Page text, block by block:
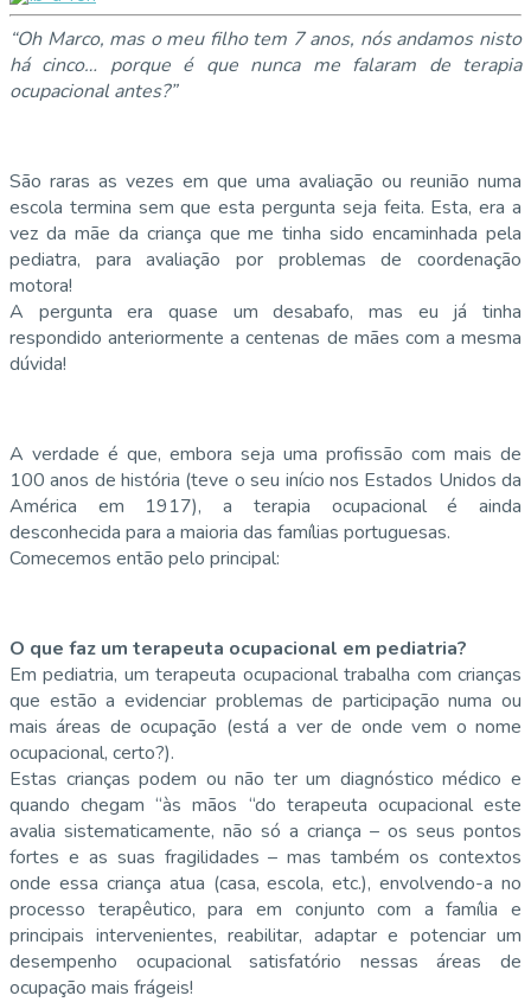
“Oh Marco, mas o meu filho tem 7 anos, nós andamos nisto
há cinco… porque é que nunca me falaram de terapia
ocupacional antes?”
São raras as vezes em que uma avaliação ou reunião numa
escola termina sem que esta pergunta seja feita. Esta, era a
vez da mãe da criança que me tinha sido encaminhada pela
pediatra, para avaliação por problemas de coordenação
motora!
A pergunta era quase um desabafo, mas eu já tinha
respondido anteriormente a centenas de mães com a mesma
dúvida!
A verdade é que, embora seja uma profissão com mais de
100 anos de história (teve o seu início nos Estados Unidos da
América em 1917), a terapia ocupacional é ainda
desconhecida para a maioria das famílias portuguesas.
Comecemos então pelo principal:
O que faz um terapeuta ocupacional em pediatria?
Em pediatria, um terapeuta ocupacional trabalha com crianças
que estão a evidenciar problemas de participação numa ou
mais áreas de ocupação (está a ver de onde vem o nome
ocupacional, certo?).
Estas crianças podem ou não ter um diagnóstico médico e
quando chegam “às mãos “do terapeuta ocupacional este
avalia sistematicamente, não só a criança – os seus pontos
fortes e as suas fragilidades – mas também os contextos
onde essa criança atua (casa, escola, etc.), envolvendo-a no
processo terapêutico, para em conjunto com a família e
principais intervenientes, reabilitar, adaptar e potenciar um
desempenho ocupacional satisfatório nessas áreas de
ocupação mais frágeis!